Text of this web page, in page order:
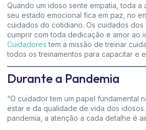
Quando um idoso sente empatia, toda a
seu estado emocional fica em paz, no
cuidados do cotidiano. Os cuidados dos
cumprir com toda dedicação e amor ao
Cuidadores tem a missão de treinar
todos os treinamentos para capacitar e
Durante a Pandemia
“O cuidador tem um papel fundamental
estar e da qualidade de vida dos
pandemia, a atenção a cada detalhe é